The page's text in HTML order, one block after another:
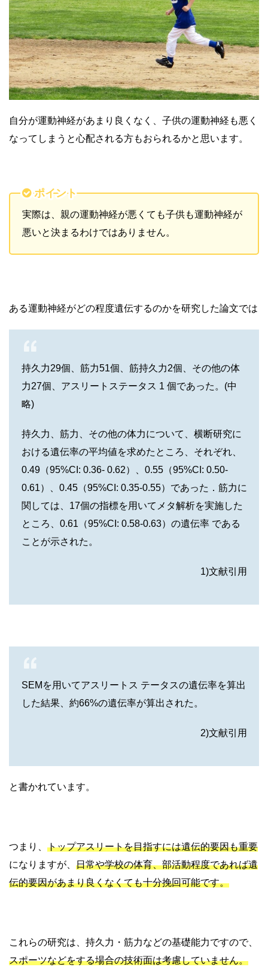
自分が運動神経があまり良くなく、子供の運動神経も悪く
なってしまうと心配される方もおられるかと思います。
ポイント
実際は、親の運動神経が悪くても子供も運動神経が
悪いと決まるわけではありません。
ある運動神経がどの程度遺伝するのかを研究した論文では
持久力29個、筋力51個、筋持久力2個、その他の体
力27個、アスリートステータス 1 個であった。(中
略)
持久力、筋力、その他の体力について、横断研究に
おける遺伝率の平均値を求めたところ、それぞれ、
0.49（95%CI: 0.36- 0.62）、0.55（95%CI: 0.50-
0.61）、0.45（95%CI: 0.35-0.55）であった．筋力に
関しては、17個の指標を用いてメタ解析を実施した
ところ、0.61（95%CI: 0.58-0.63）の遺伝率 である
ことが示された。
1)文献引用
SEMを用いてアスリートス テータスの遺伝率を算出
した結果、約66%の遺伝率が算出された。
2)文献引用
と書かれています。
つまり、 トップアスリートを目指すには遺伝的要因も重要
になりますが、 日常や学校の体育、部活動程度であれば遺
伝的要因があまり良くなくても十分挽回可能です。
これらの研究は、持久力・筋力などの基礎能力ですので、
スポーツなどをする場合の技術面は考慮していません。